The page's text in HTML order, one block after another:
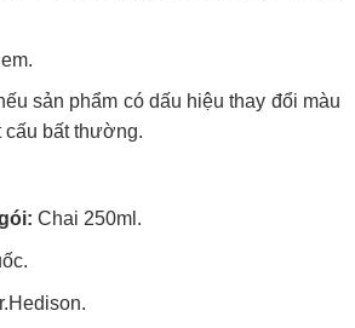
sản phẩm có dấu hiệu thay đổi màu
cấu bất thường.
Chai 250ml.